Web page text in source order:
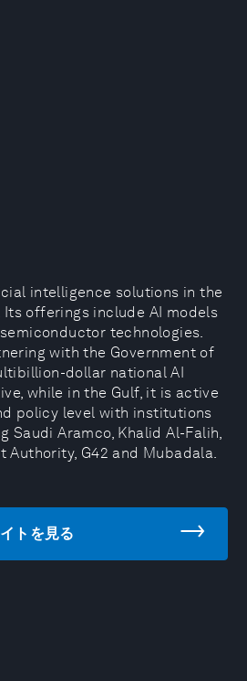
intelligence solutions in the
offerings include AI models
technologies.
with the Government of
dollar national AI
while in the Gulf, it is active
policy level with institutions
Saudi Aramco, Khalid Al-Falih,
Authority, G42 and Mubadala.
トを見る